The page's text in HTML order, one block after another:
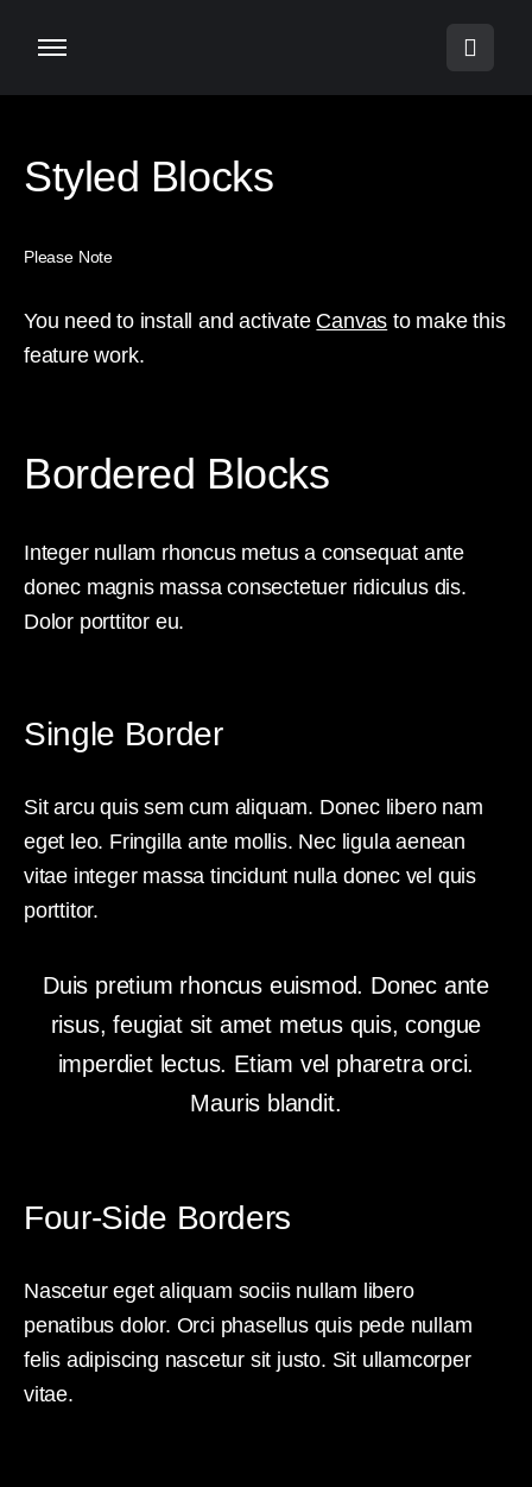
Styled Blocks
Please Note
You need to install and activate Canvas to make this
feature work.
Bordered Blocks
Integer nullam rhoncus metus a consequat ante
donec magnis massa consectetuer ridiculus dis.
Dolor porttitor eu.
Single Border
Sit arcu quis sem cum aliquam. Donec libero nam
eget leo. Fringilla ante mollis. Nec ligula aenean
vitae integer massa tincidunt nulla donec vel quis
porttitor.
Duis pretium rhoncus euismod. Donec ante
risus, feugiat sit amet metus quis, congue
imperdiet lectus. Etiam vel pharetra orci.
Mauris blandit.
Four-Side Borders
Nascetur eget aliquam sociis nullam libero
penatibus dolor. Orci phasellus quis pede nullam
felis adipiscing nascetur sit justo. Sit ullamcorper
vitae.